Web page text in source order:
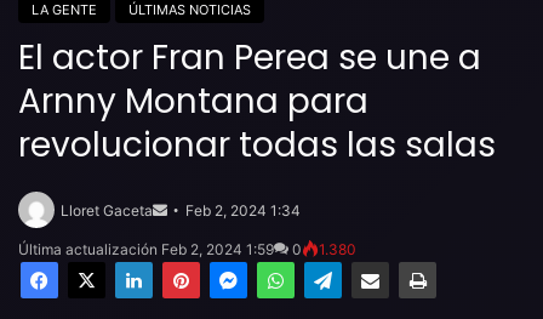
LA GENTE ÚLTIMAS NOTICIAS
El actor Fran Perea se une a
Arnny Montana para
revolucionar todas las salas
Lloret Gaceta
email
Feb 2, 2024 1:34
Última actualización Feb 2, 2024 1:59 0 1.380
Facebook
X LinkedInPinterestMessengerWhatsAppTelegramCompartir por email Imprimir